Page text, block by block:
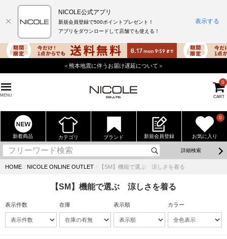
＜熊本地震に伴うお届け遅延について＞
MENU CART
0
新着商品 カテゴリ ブランド 新規会員登録 お気に入り
0
詳細検索
HOME ⁄ NICOLE ONLINE OUTLET ⁄ 【SM】機能で選ぶ 涼しさを着る
【SM】機能で選ぶ 涼しさを着る
表示件数 在庫 表示順 カラー
NICOLE公式アプリ
新規会員登録で500ポイントプレゼント！
アプリをダウンロードして店舗でも使える！
表示する